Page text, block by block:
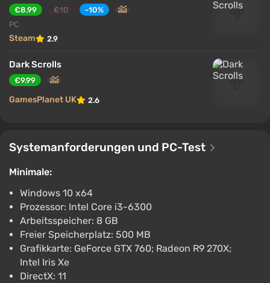
€8.99 €10
-10%
PC
Steam 2.9
Dark Scrolls
€9.99
GamesPlanet UK 2.6
Systemanforderungen und PC-Test
Minimale:
Windows 10 x64
Prozessor: Intel Core i3-6300
Arbeitsspeicher: 8 GB
Freier Speicherplatz: 500 MB
Grafikkarte: GeForce GTX 760; Radeon R9 270X;
Intel Iris Xe
DirectX: 11